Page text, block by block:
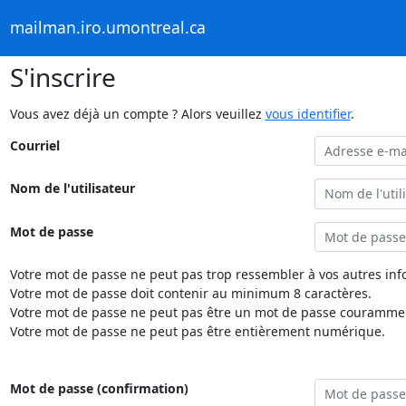
mailman.iro.umontreal.ca
S'inscrire
Vous avez déjà un compte ? Alors veuillez vous identifier.
Courriel
Nom de l'utilisateur
Mot de passe
Votre mot de passe ne peut pas trop ressembler à vos autres
Votre mot de passe doit contenir au minimum 8 caractères.
Votre mot de passe ne peut pas être un mot de passe
Votre mot de passe ne peut pas être entièrement numérique.
Mot de passe (confirmation)